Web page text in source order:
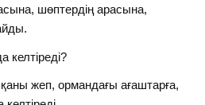
шөптердің арасына,
келтіреді?
жеп, ормандағы ағаштарға,